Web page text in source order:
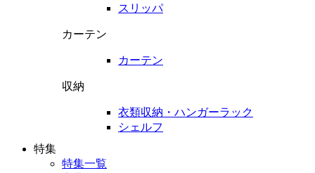
スリッパ
カーテン
カーテン
収納
衣類収納・ハンガーラック
シェルフ
特集
特集一覧